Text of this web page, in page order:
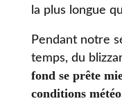
la plus longue
Pendant notre
temps, du
fond se prête
conditions